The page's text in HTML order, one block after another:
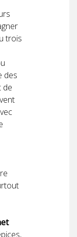
trois
des
de